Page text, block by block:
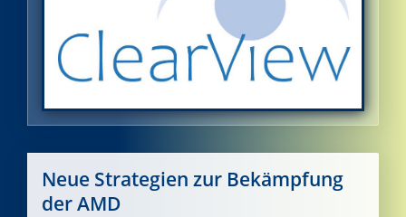
Neue Strategien zur Bekämpfung
der AMD